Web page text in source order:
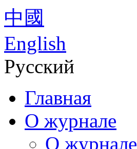
中國
English
Русский
Главная
О журнале
О журнале